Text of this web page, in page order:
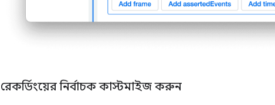
রেকর্ডিংয়ের নির্বাচক কাস্টমাইজ করুন